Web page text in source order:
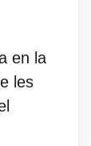
en la
les